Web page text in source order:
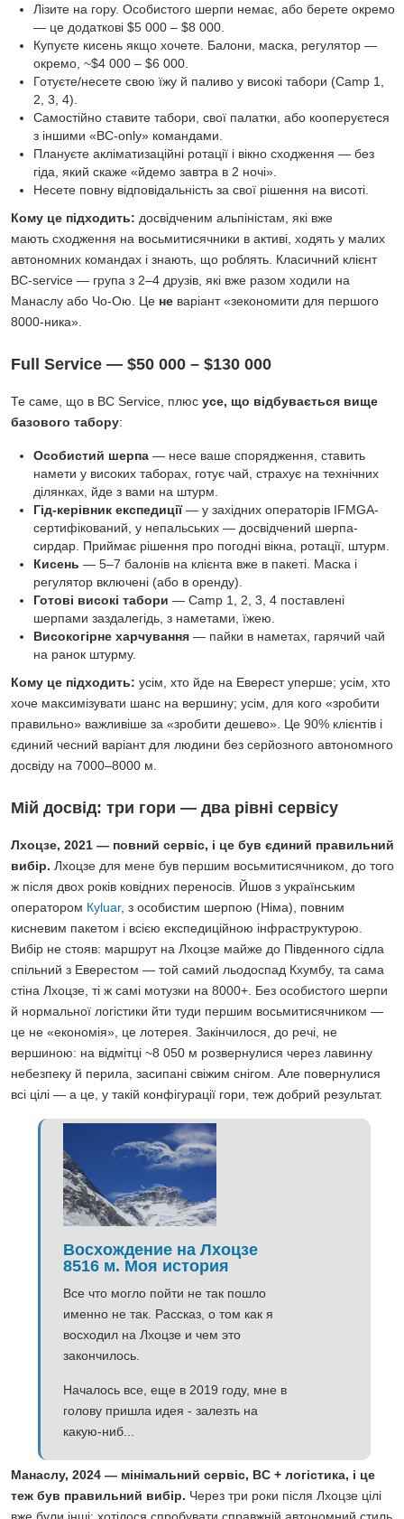
Лізите на гору. Особистого шерпи немає, або берете окремо
— це додаткові $5 000 – $8 000.
Купуєте кисень якщо хочете. Балони, маска, регулятор —
окремо, ~$4 000 – $6 000.
Готуєте/несете свою їжу й паливо у високі табори (Camp 1,
2, 3, 4).
Самостійно ставите табори, свої палатки, або кооперуєтеся
з іншими «BC-only» командами.
Плануєте акліматизаційні ротації і вікно сходження — без
гіда, який скаже «йдемо завтра в 2 ночі».
Несете повну відповідальність за свої рішення на висоті.
Кому це підходить: досвідченим альпіністам, які вже
мають сходження на восьмитисячники в активі, ходять у малих
автономних командах і знають, що роблять. Класичний клієнт
BC-service — група з 2–4 друзів, які вже разом ходили на
Манаслу або Чо-Ою. Це не варіант «зекономити для першого
8000-ника».
Full Service — $50 000 – $130 000
Те саме, що в BC Service, плюс усе, що відбувається вище
базового табору:
Особистий шерпа — несе ваше спорядження, ставить
намети у високих таборах, готує чай, страхує на технічних
ділянках, йде з вами на штурм.
Гід-керівник експедиції— у західних операторів IFMGA-
сертифікований, у непальських — досвідчений шерпа-
сирдар. Приймає рішення про погодні вікна, ротації, штурм.
Кисень — 5–7 балонів на клієнта вже в пакеті. Маска і
регулятор включені (або в оренду).
Готові високі табори — Camp 1, 2, 3, 4 поставлені
шерпами заздалегідь, з наметами, їжею.
Високогірне харчування — пайки в наметах, гарячий чай
на ранок штурму.
Кому це підходить: усім, хто йде на Еверест уперше; усім, хто
хоче максимізувати шанс на вершину; усім, для кого «зробити
правильно» важливіше за «зробити дешево». Це 90% клієнтів і
єдиний чесний варіант для людини без серйозного автономного
досвіду на 7000–8000 м.
Мій досвід: три гори — два рівні сервісу
Лхоцзе, 2021 — повний сервіс, і це був єдиний правильний
вибір. Лхоцзе для мене був першим восьмитисячником, до того
ж після двох років ковідних переносів. Йшов з українським
оператором Куluar, з особистим шерпою (Німа), повним
кисневим пакетом і всією експедиційною інфраструктурою.
Вибір не стояв: маршрут на Лхоцзе майже до Південного сідла
спільний з Еверестом — той самий льодоспад Кхумбу, та сама
стіна Лхоцзе, ті ж самі мотузки на 8000+. Без особистого шерпи
й нормальної логістики йти туди першим восьмитисячником —
це не «економія», це лотерея. Закінчилося, до речі, не
вершиною: на відмітці ~8 050 м розвернулися через лавинну
небезпеку й перила, засипані свіжим снігом. Але повернулися
всі цілі — а це, у такій конфігурації гори, теж добрий результат.
Восхождение на Лхоцзе
8516 м. Моя история
Все что могло пойти не так пошло
именно не так. Рассказ, о том как я
восходил на Лхоцзе и чем это
закончилось.
Началось все, еще в 2019 году, мне в
голову пришла идея - залезть на
какую-ниб...
Манаслу, 2024 — мінімальний сервіс, BC + логістика, і це
теж був правильний вибір. Через три роки після Лхоцзе цілі
вже були інші: хотілося спробувати справжній автономний стиль